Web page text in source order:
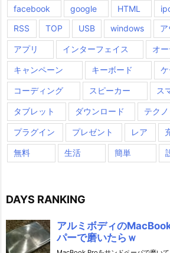
facebook
google HTML
RSS
TOP USB windows
アプリ インターフェイス オ
キャンペーン キーボード
コーディング スピーカー ス
タブレット ダウンロード テク
プラグイン プレゼント レア
無料 生活 簡単
DAYS RANKING